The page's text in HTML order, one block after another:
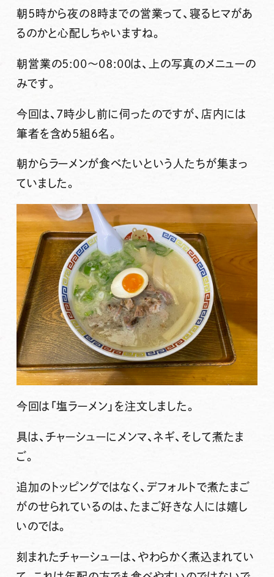
朝5時から夜の8時までの営業って、寝るヒマがあ
るのかと心配しちゃいますね。
朝営業の5:00～08:00は、上の写真のメニューの
みです。
今回は、7時少し前に伺ったのですが、店内には
筆者を含め5組6名。
朝からラーメンが食べたいという人たちが集まっ
ていました。
今回は 「塩ラーメン」 を注文しました。
具は、チャーシューにメンマ、ネギ、そして煮たま
ご。
追加のトッピングではなく、デフォルトで煮たまご
がのせられているのは、たまご好きな人には嬉し
いのでは。
刻まれたチャーシューは、やわらかく煮込まれてい